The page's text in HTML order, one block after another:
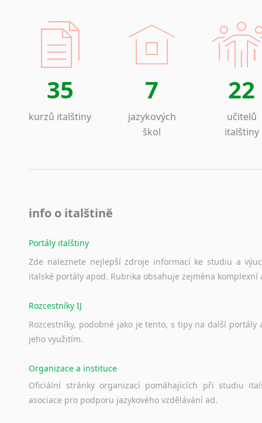
35
kurzů italštiny
7
jazykových
škol
22
učitelů
italštiny
info o italštině
Portály italštiny
Zde naleznete nejlepší zdroje informací ke studiu a
italské portály apod. Rubrika obsahuje zejména komplexní
Rozcestníky IJ
Rozcestníky, podobné jako je tento, s tipy na další portály
jeho využitím.
Organizace a instituce
Oficiální stránky organizací pomáhajících při studiu
asociace pro podporu jazykového vzdělávání ad.